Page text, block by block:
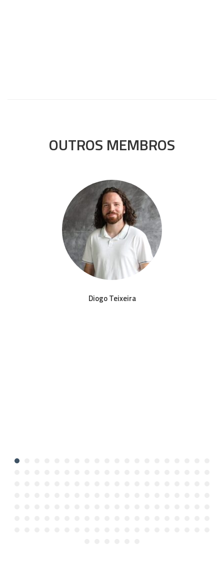
OUTROS MEMBROS
Diogo Teixeira